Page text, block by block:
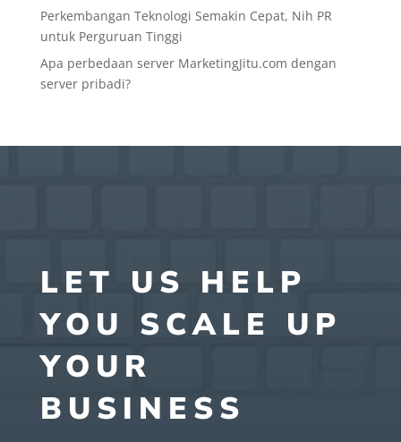
Perkembangan Teknologi Semakin Cepat, Nih PR
untuk Perguruan Tinggi
Apa perbedaan server MarketingJitu.com dengan
server pribadi?
LET US HELP
YOU SCALE UP
YOUR
BUSINESS